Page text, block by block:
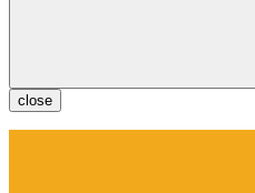
close